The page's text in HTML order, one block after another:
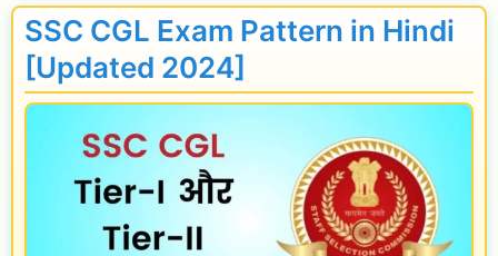
G
v
r
n
m
S
M
S
H
a
SSC CGL Exam Pattern in Hindi
[Updated 2024]